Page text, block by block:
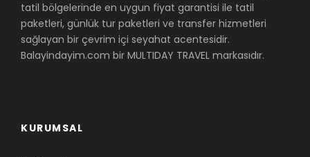
tatil bölgelerinde en uygun fiyat garantisi ile tatil
paketleri, günlük tur paketleri ve transfer hizmetleri
sağlayan bir çevrim içi seyahat acentesidir.
Balayindayim.com bir MULTIDAY TRAVEL markasıdır.
KURUMSAL